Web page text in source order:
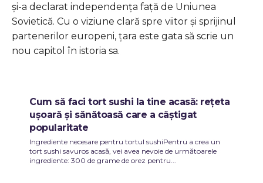
și-a declarat independența față de Uniunea
Sovietică. Cu o viziune clară spre viitor și sprijinul
partenerilor europeni, țara este gata să scrie un
nou capitol în istoria sa.
Cum să faci tort sushi la tine acasă: rețeta
ușoară și sănătoasă care a câștigat
popularitate
Ingrediente necesare pentru tortul sushiPentru a crea un
tort sushi savuros acasă, vei avea nevoie de următoarele
ingrediente: 300 de grame de orez pentru...